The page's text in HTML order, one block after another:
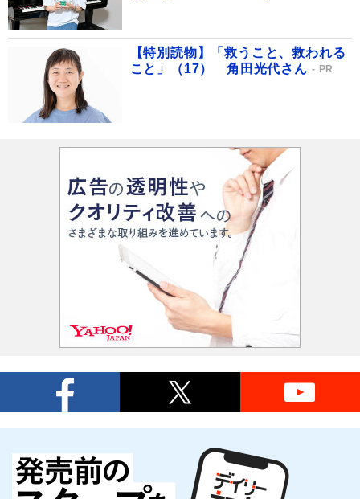
【特別読物】「救うこと、救われる
こと」（17） 角田光代さん
PR